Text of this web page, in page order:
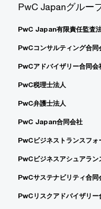
PwC Japanグルー
PwC Japan有限責任監査
PwCコンサルティング合同
PwCアドバイザリー合同会
PwC税理士法人
PwC弁護士法人
PwC Japan合同会社
PwCビジネストランスフォ
PwCビジネスアシュアラン
PwCサステナビリティ合同
PwCリスクアドバイザリー